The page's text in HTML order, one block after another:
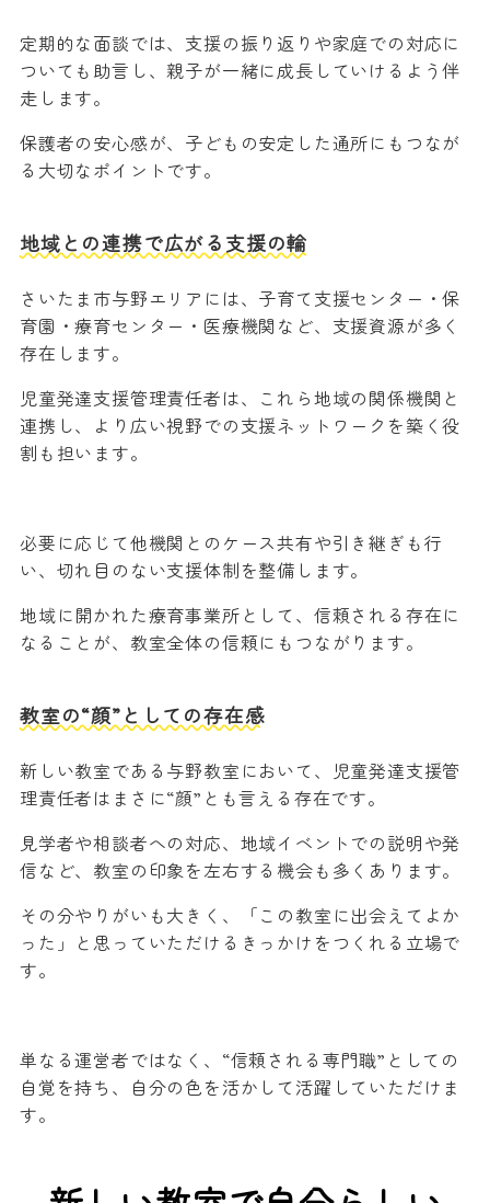
定期的な面談では、支援の振り返りや家庭での対応に
ついても助言し、親子が一緒に成長していけるよう伴
走します。
保護者の安心感が、子どもの安定した通所にもつなが
る大切なポイントです。
地域との連携で広がる支援の輪
さいたま市与野エリアには、子育て支援センター・保
育園・療育センター・医療機関など、支援資源が多く
存在します。
児童発達支援管理責任者は、これら地域の関係機関と
連携し、より広い視野での支援ネットワークを築く役
割も担います。
必要に応じて他機関とのケース共有や引き継ぎも行
い、切れ目のない支援体制を整備します。
地域に開かれた療育事業所として、信頼される存在に
なることが、教室全体の信頼にもつながります。
教室の“顔”としての存在感
新しい教室である与野教室において、児童発達支援管
理責任者はまさに“顔”とも言える存在です。
見学者や相談者への対応、地域イベントでの説明や発
信など、教室の印象を左右する機会も多くあります。
その分やりがいも大きく、「この教室に出会えてよか
った」と思っていただけるきっかけをつくれる立場で
す。
単なる運営者ではなく、“信頼される専門職”としての
自覚を持ち、自分の色を活かして活躍していただけま
す。